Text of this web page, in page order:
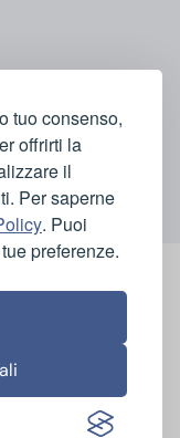
tuo consenso,
offrirti la
il
Per saperne
. Puoi
preferenze.
Cura del Corpo
Tempo Libero